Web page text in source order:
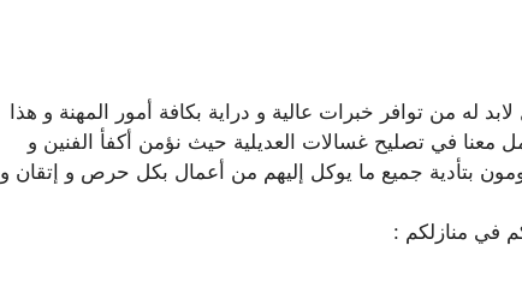
له من توافر خبرات عالية و دراية بكافة أمور المهنة و هذا
معنا في تصليح غسالات العديلية حيث نؤمن أكفأ الفنين و
بتأدية جميع ما يوكل إليهم من أعمال بكل حرص و إتقان و
في منازلكم :